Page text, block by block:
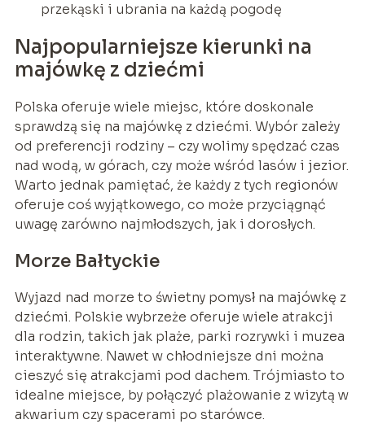
przekąski i ubrania na każdą pogodę
Najpopularniejsze kierunki na
majówkę z dziećmi
Polska oferuje wiele miejsc, które doskonale
sprawdzą się na majówkę z dziećmi. Wybór zależy
od preferencji rodziny – czy wolimy spędzać czas
nad wodą, w górach, czy może wśród lasów i jezior.
Warto jednak pamiętać, że każdy z tych regionów
oferuje coś wyjątkowego, co może przyciągnąć
uwagę zarówno najmłodszych, jak i dorosłych.
Morze Bałtyckie
Wyjazd nad morze to świetny pomysł na majówkę z
dziećmi. Polskie wybrzeże oferuje wiele atrakcji
dla rodzin, takich jak plaże, parki rozrywki i muzea
interaktywne. Nawet w chłodniejsze dni można
cieszyć się atrakcjami pod dachem. Trójmiasto to
idealne miejsce, by połączyć plażowanie z wizytą w
akwarium czy spacerami po starówce.